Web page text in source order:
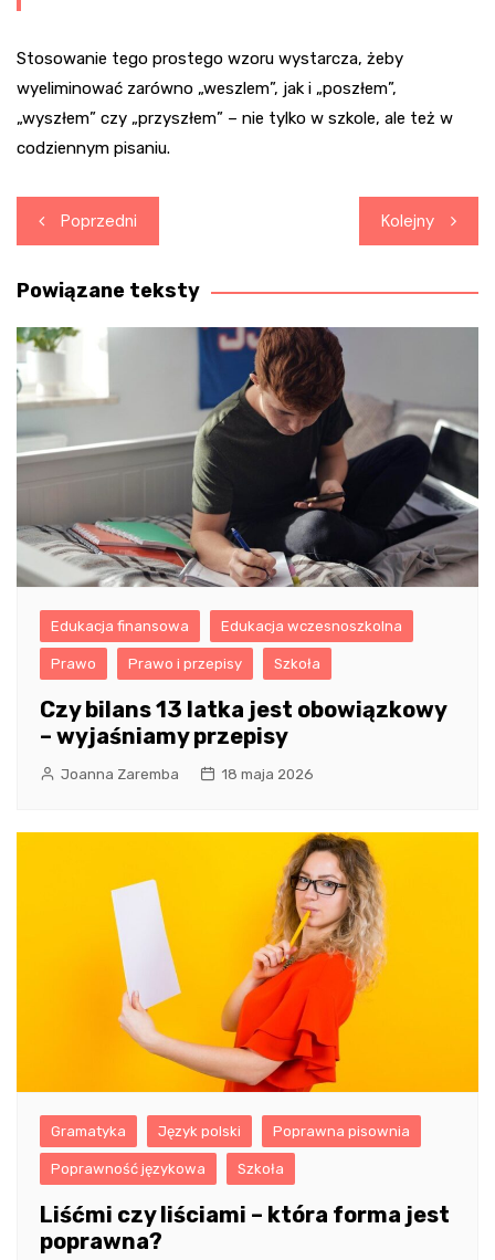
Stosowanie tego prostego wzoru wystarcza, żeby
wyeliminować zarówno „weszlem”, jak i „poszłem”,
„wyszłem” czy „przyszłem” – nie tylko w szkole, ale też w
codziennym pisaniu.
Nawigacja
wpisu
Poprzedni Kolejny
Powiązane teksty
Edukacja finansowa Edukacja wczesnoszkolna
Prawo Prawo i przepisy Szkoła
Czy bilans 13 latka jest obowiązkowy
– wyjaśniamy przepisy
Joanna Zaremba 18 maja 2026
Gramatyka Język polski Poprawna pisownia
Poprawność językowa Szkoła
Liśćmi czy liściami – która forma jest
poprawna?